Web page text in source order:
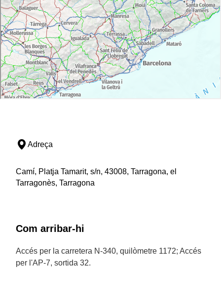
Adreça
Camí, Platja Tamarit, s/n, 43008, Tarragona, el
Tarragonès, Tarragona
Com arribar-hi
Accés per la carretera N-340, quilòmetre 1172; Accés
per l'AP-7, sortida 32.